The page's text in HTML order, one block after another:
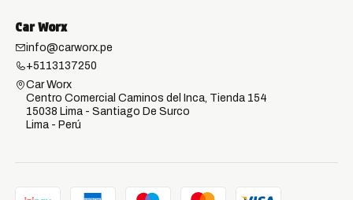
Car Worx
info@carworx.pe
+5113137250
Car Worx
Centro Comercial Caminos del Inca, Tienda 154
15038 Lima - Santiago De Surco
Lima - Perú